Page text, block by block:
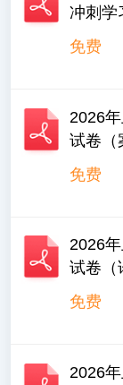
冲刺学
免费
2026
试卷（
免费
2026
试卷（
免费
2026